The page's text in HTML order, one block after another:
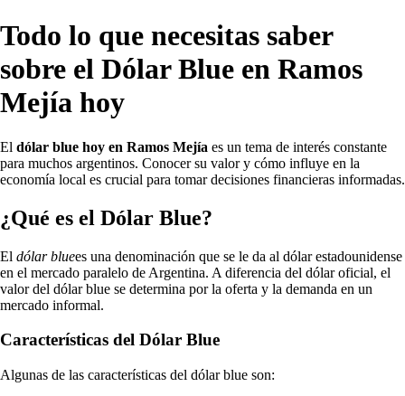
Todo lo que necesitas saber
sobre el Dólar Blue en Ramos
Mejía hoy
El dólar blue hoy en Ramos Mejía es un tema de interés constante
para muchos argentinos. Conocer su valor y cómo influye en la
economía local es crucial para tomar decisiones financieras informadas.
¿Qué es el Dólar Blue?
El dólar bluees una denominación que se le da al dólar estadounidense
en el mercado paralelo de Argentina. A diferencia del dólar oficial, el
valor del dólar blue se determina por la oferta y la demanda en un
mercado informal.
Características del Dólar Blue
Algunas de las características del dólar blue son: